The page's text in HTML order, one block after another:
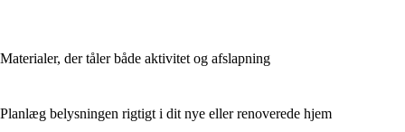
Materialer, der tåler både aktivitet og afslapning
Planlæg belysningen rigtigt i dit nye eller renoverede hjem